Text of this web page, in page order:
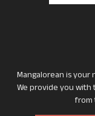
Mangalorean is
We provide you
from